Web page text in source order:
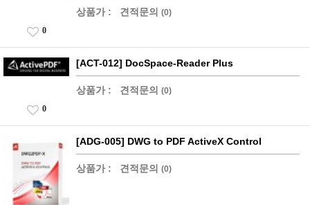
상품가 : 견적문의 (0)
0
[ACT-012] DocSpace-Reader Plus
상품가 : 견적문의 (0)
0
[ADG-005] DWG to PDF ActiveX Control
상품가 : 견적문의 (0)